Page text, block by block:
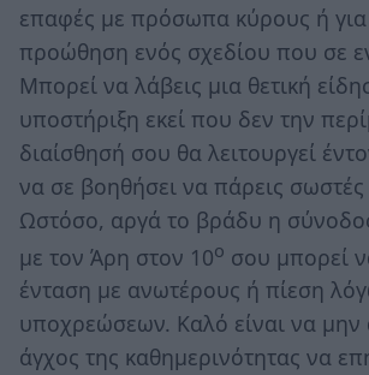
επαφές με πρόσωπα κύρους ή για
προώθηση ενός σχεδίου που σε
Μπορεί να λάβεις μια θετική
υποστήριξη εκεί που δεν την
διαίσθησή σου θα λειτουργεί
να σε βοηθήσει να πάρεις
Ωστόσο, αργά το βράδυ η
με τον Άρη στον 10ο σου μπορεί
ένταση με ανωτέρους ή πίεση
υποχρεώσεων. Καλό είναι να μην
άγχος της καθημερινότητας να